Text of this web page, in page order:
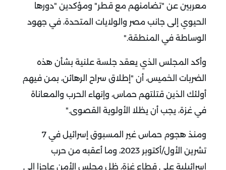
معربين عن "تضامنهم مع قطر" ومؤكدين "دورها
الحيوي إلى جانب مصر والولايات المتحدة، في جهود
الوساطة في المنطقة".
وأكد المجلس الذي يعقد جلسة علنية بشأن هذه
الضربات الخميس، أن "إطلاق سراح الرهائن، بمن فيهم
أولئك الذين قتلتهم حماس، وإنهاء الحرب والمعاناة
في غزة، يجب أن يظلا الأولوية القصوى".
ومنذ هجوم حماس غير المسبوق إسرائيل في 7
تشرين الأول/أكتوبر 2023، وما أعقبه من حرب
إسرائيلية على قطاع غزة، ظل مجلس الأمن عاجزا إلى